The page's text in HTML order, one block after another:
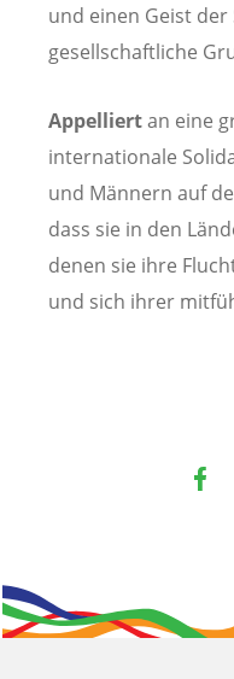
und einen Geist
gesellschaftliche
Appelliertan eine
internationale
und Männern auf
dass sie in den
denen sie ihre
und sich ihrer